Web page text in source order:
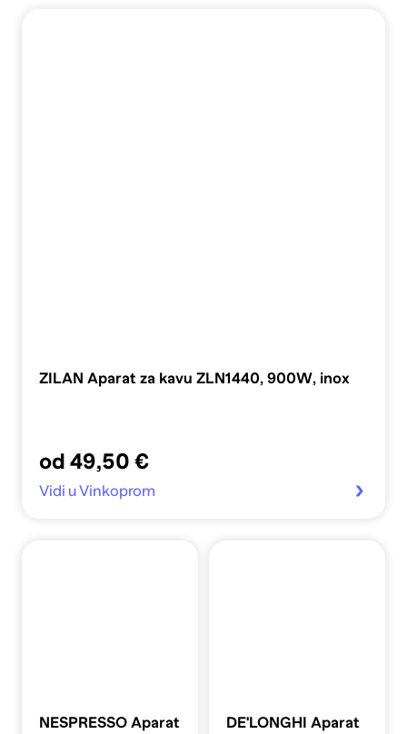
ZILAN Aparat za kavu ZLN1440, 900W, inox
od 49,50 €
Vidi u Vinkoprom
NESPRESSO Aparat
DE'LONGHI Aparat